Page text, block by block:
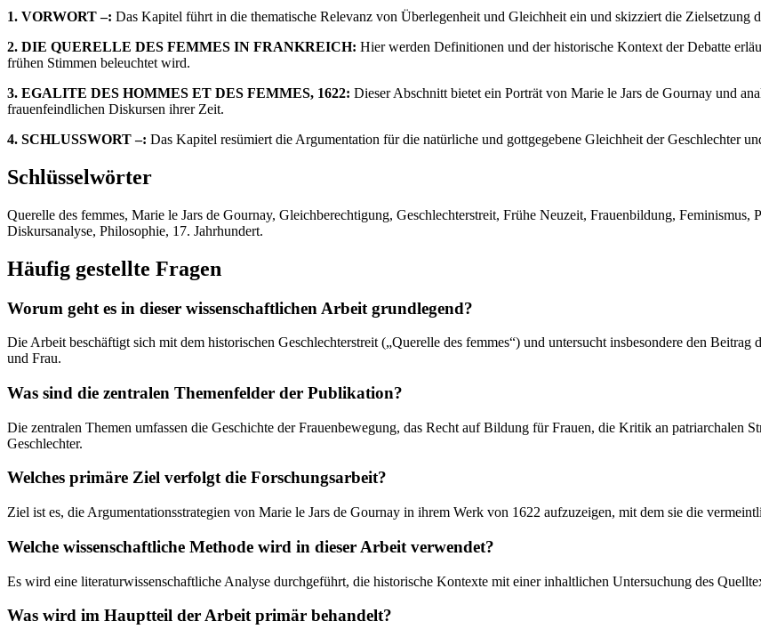
1. VORWORT –: Das Kapitel führt in die thematische Relevanz von Überlegenheit und Gleichheit ein und skizziert die
2. DIE QUERELLE DES FEMMES IN FRANKREICH: Hier werden Definitionen und der historische Kontext der Debatte
frühen Stimmen beleuchtet wird.
3. EGALITE DES HOMMES ET DES FEMMES, 1622: Dieser Abschnitt bietet ein Porträt von Marie le Jars de Gournay und
frauenfeindlichen Diskursen ihrer Zeit.
4. SCHLUSSWORT –: Das Kapitel resümiert die Argumentation für die natürliche und gottgegebene Gleichheit der Geschlechter
Schlüsselwörter
Querelle des femmes, Marie le Jars de Gournay, Gleichberechtigung, Geschlechterstreit, Frühe Neuzeit, Frauenbildung,
Diskursanalyse, Philosophie, 17. Jahrhundert.
Häufig gestellte Fragen
Worum geht es in dieser wissenschaftlichen Arbeit grundlegend?
Die Arbeit beschäftigt sich mit dem historischen Geschlechterstreit („Querelle des femmes“) und untersucht insbesondere den
und Frau.
Was sind die zentralen Themenfelder der Publikation?
Die zentralen Themen umfassen die Geschichte der Frauenbewegung, das Recht auf Bildung für Frauen, die Kritik an patriarchalen
Geschlechter.
Welches primäre Ziel verfolgt die Forschungsarbeit?
Ziel ist es, die Argumentationsstrategien von Marie le Jars de Gournay in ihrem Werk von 1622 aufzuzeigen, mit dem sie die
Welche wissenschaftliche Methode wird in dieser Arbeit verwendet?
Es wird eine literaturwissenschaftliche Analyse durchgeführt, die historische Kontexte mit einer inhaltlichen Untersuchung des
Was wird im Hauptteil der Arbeit primär behandelt?